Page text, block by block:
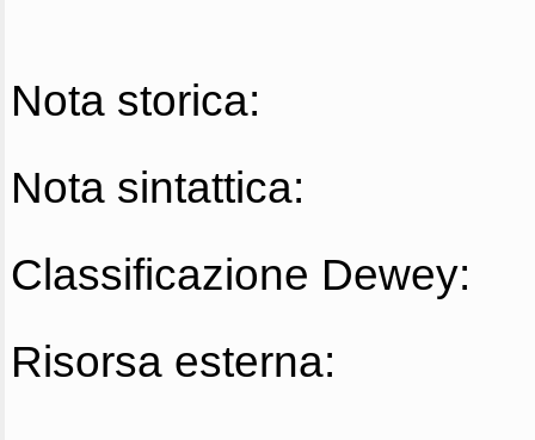
Nota storica:
Nota sintattica:
Classificazione Dewey:
Risorsa esterna: